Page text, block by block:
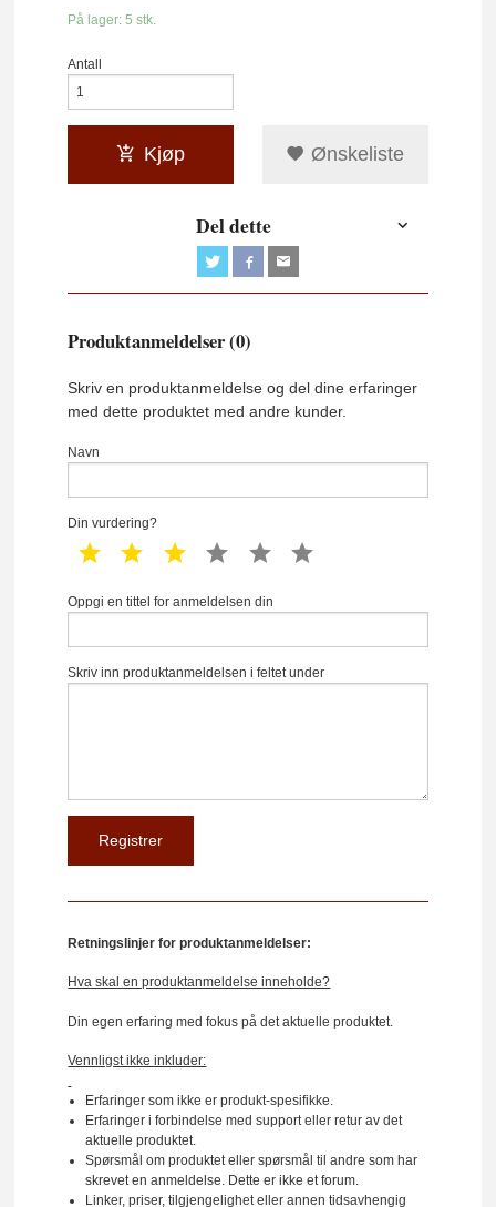
På lager: 5 stk.
Antall
Kjøp Ønskeliste
Del dette
Produktanmeldelser (0)
Skriv en produktanmeldelse og del dine erfaringer
med dette produktet med andre kunder.
Navn
Din vurdering?
1 star 2 star 3 star 4 star 5 star
Oppgi en tittel for anmeldelsen din
Skriv inn produktanmeldelsen i feltet under
Retningslinjer for produktanmeldelser:
Hva skal en produktanmeldelse inneholde?
Din egen erfaring med fokus på det aktuelle produktet.
Vennligst ikke inkluder:
Erfaringer som ikke er produkt-spesifikke.
Erfaringer i forbindelse med support eller retur av det
aktuelle produktet.
Spørsmål om produktet eller spørsmål til andre som har
skrevet en anmeldelse. Dette er ikke et forum.
Linker, priser, tilgjengelighet eller annen tidsavhengig